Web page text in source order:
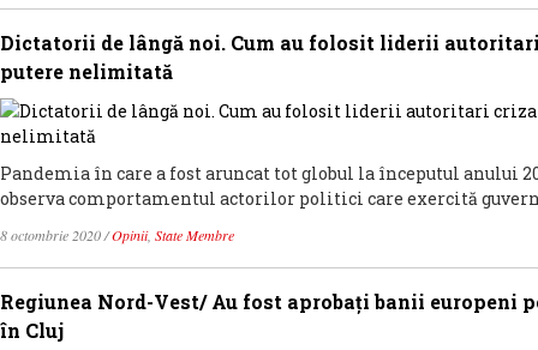
Dictatorii de lângă noi. Cum au folosit liderii
putere nelimitată
Pandemia în care a fost aruncat tot globul la începutul anului
observa comportamentul actorilor politici care exercită
8 octombrie 2020/Opinii, State Membre
Regiunea Nord-Vest/ Au fost aprobați banii europeni
în Cluj